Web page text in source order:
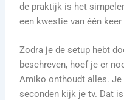
de praktijk is het
een kwestie van één
Zodra je de setup hebt
beschreven, hoef je er
Amiko onthoudt alles. Je
seconden kijk je tv. Dat